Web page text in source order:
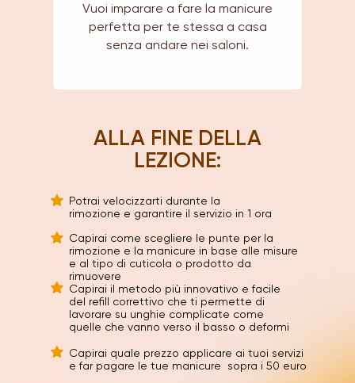
ALLA FINE DELLA
LEZIONE:
Potrai velocizzarti durante la
rimozione e garantire il servizio in 1 ora
Capirai come scegliere le punte per la
rimozione e la manicure in base alle misure
e al tipo di cuticola o prodotto da
rimuovere
Capirai il metodo più innovativo e facile
del refill correttivo che ti permette di
lavorare su unghie complicate come
quelle che vanno verso il basso o deformi
Capirai quale prezzo applicare ai tuoi servizi
e far pagare le tue manicure sopra i 50 euro
Vuoi imparare a fare la manicure
perfetta per te stessa a casa
senza andare nei saloni.